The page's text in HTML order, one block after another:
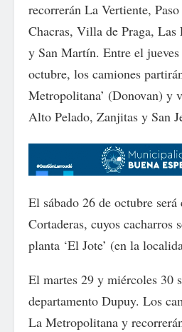
recorrerán La Vertiente,
Chacras, Villa de Praga,
y San Martín. Entre el
octubre, los camiones
Metropolitana’ (Donovan) y
Alto Pelado, Zanjitas y San
El sábado 26 de octubre
Cortaderas, cuyos cacharros
planta ‘El Jote’ (en la
El martes 29 y miércoles 30
departamento Dupuy. Los
La Metropolitana y